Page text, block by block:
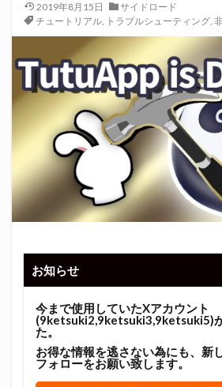
2019年8月15日
サイドロード
チュートリアル, トラブルシューティング,
お知らせ
今まで使用していたXアカウント
(9ketsuki2,9ketsuki3,9ketsuki5)
た。
お得な情報を逃さない為にも、新
フォローをお願い致します。